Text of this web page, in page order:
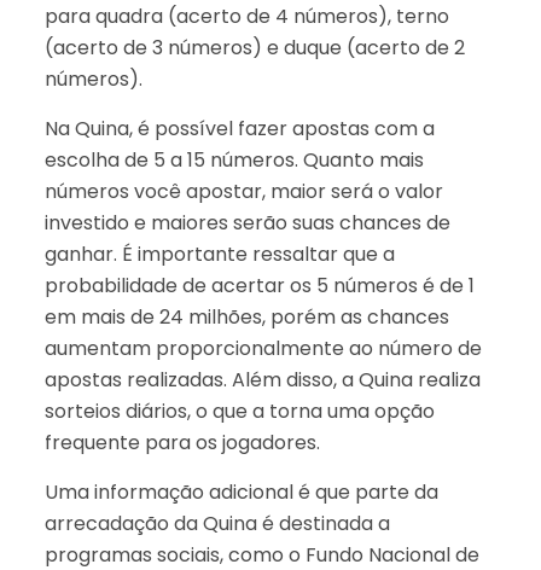
para quadra (acerto de 4 números), terno
(acerto de 3 números) e duque (acerto de 2
números).
Na Quina, é possível fazer apostas com a
escolha de 5 a 15 números. Quanto mais
números você apostar, maior será o valor
investido e maiores serão suas chances de
ganhar. É importante ressaltar que a
probabilidade de acertar os 5 números é de 1
em mais de 24 milhões, porém as chances
aumentam proporcionalmente ao número de
apostas realizadas. Além disso, a Quina realiza
sorteios diários, o que a torna uma opção
frequente para os jogadores.
Uma informação adicional é que parte da
arrecadação da Quina é destinada a
programas sociais, como o Fundo Nacional de